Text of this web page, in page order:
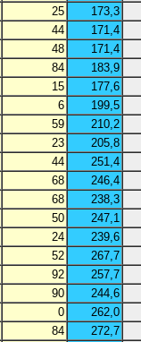
25
173,3
44
171,4
48
171,4
84
183,9
15
177,6
6
199,5
59
210,2
23
205,8
44
251,4
68
246,4
68
238,3
50
247,1
24
239,6
52
267,7
92
257,7
90
244,6
0
262,0
84
272,7